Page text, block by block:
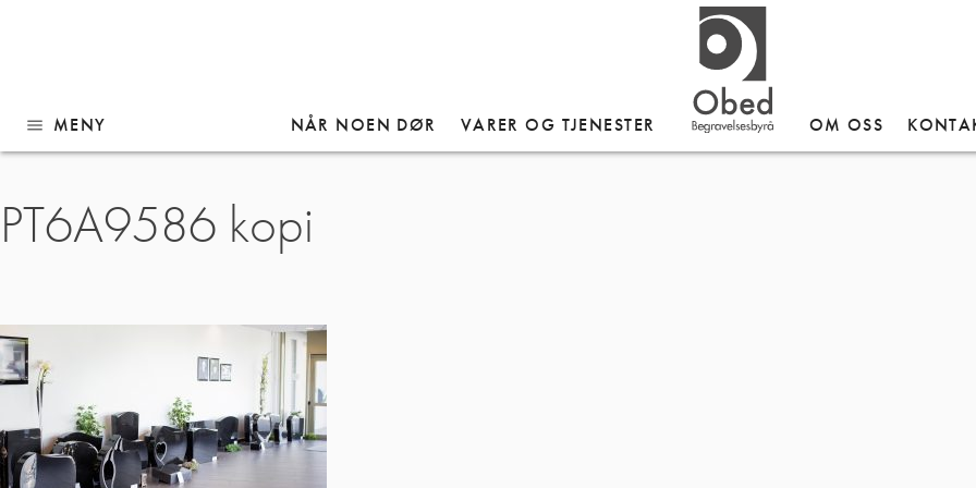
menu MENY NÅR NOEN DØR VARER OG TJENESTER OM OSS
til
innhold
PT6A9586 kopi